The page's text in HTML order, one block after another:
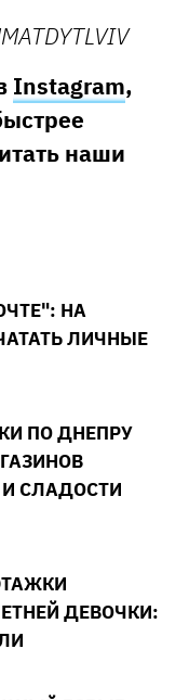
Instagram,
наши
НА
ЛИЧНЫЕ
ПО ДНЕПРУ
СЛАДОСТИ
ДЕВОЧКИ: